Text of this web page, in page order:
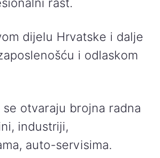
rast.
dijelu Hrvatske i dalje
i odlaskom
otvaraju brojna radna
industriji,
auto-servisima.